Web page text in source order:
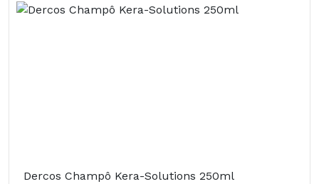
Dercos Champô Kera-Solutions 250ml